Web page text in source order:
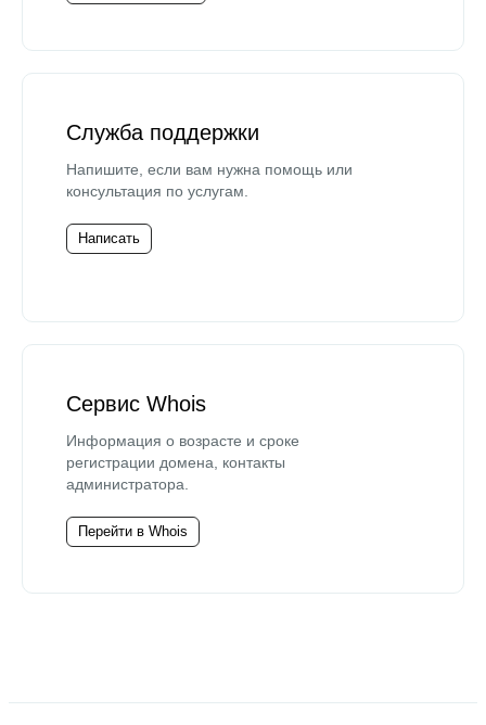
Служба поддержки
Напишите, если вам нужна помощь или
консультация по услугам.
Написать
Сервис Whois
Информация о возрасте и сроке
регистрации домена, контакты
администратора.
Перейти в Whois